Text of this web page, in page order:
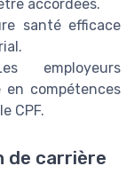
accordées.
santé efficace
employeurs
compétences
CPF.
de carrière